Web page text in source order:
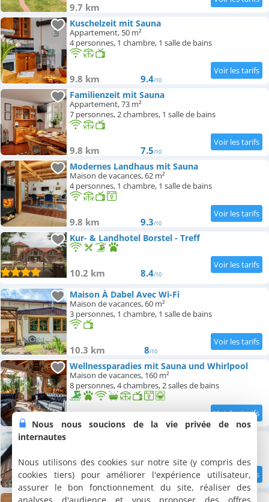
9.7 km
Kuschelzeit mit Sauna
Appartement, 50 m²
4 personnes, 1 chambre, 1 salle de bains
9.8 km 9.4/10
Familienzeit mit Sauna
Appartement, 73 m²
7 personnes, 2 chambres, 1 salle de bains
9.8 km 7.5/10
Modernes Landhaus mit Sauna
Maison de vacances, 62 m²
4 personnes, 1 chambre, 1 salle de bains
9.8 km 9.3/10
Kur- & Landhotel Borstel - Treff
10.2 km 8.4/10
Maison À Dabel Avec Wi-Fi
Maison de vacances, 60 m²
3 personnes, 1 chambre, 1 salle de bains
10.3 km 8/10
Wellnessparadies mit Sauna und Whirlpool
Maison de vacances, 160 m²
8 personnes, 4 chambres, 2 salles de bains
10.4 km 9.8/10
11 km 6.9/10
Elfi
Nous nous soucions de la vie privée de nos
internautes
Nous utilisons des cookies sur notre site (y compris des
cookies tiers) pour améliorer l'expérience utilisateur,
assurer le bon fonctionnement du site, réaliser des